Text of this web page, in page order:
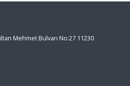
Mehmet Bulvarı No:27 11230